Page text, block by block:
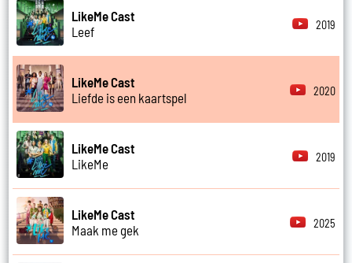
LikeMe Cast
Leef
2019
LikeMe Cast
Liefde is een kaartspel
2020
LikeMe Cast
LikeMe
2019
LikeMe Cast
Maak me gek
2025